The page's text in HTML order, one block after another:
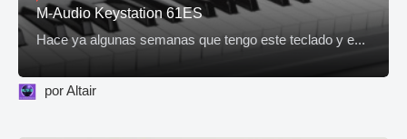
M-Audio Keystation 61ES
Hace ya algunas semanas que tengo este teclado y e...
por Altair